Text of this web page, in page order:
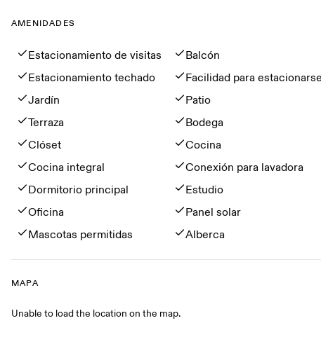
Amenidades
AMENIDADES
Estacionamiento de visitas Balcón
Estacionamiento techado
Facilidad para estacionarse
Jardín
Patio
Terraza
Bodega
Clóset
Cocina
Cocina integral
Conexión para lavadora
Dormitorio principal
Estudio
Oficina
Panel solar
Mascotas permitidas
Alberca
Mapa
MAPA
Unable to load the location on the map.